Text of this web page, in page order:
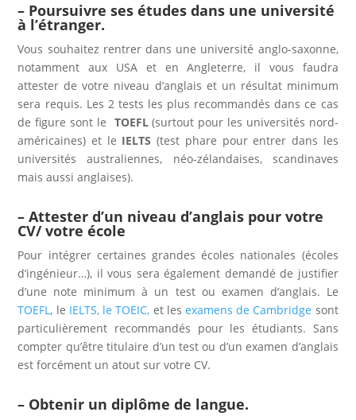
– Poursuivre ses études dans une université
à l’étranger.
Vous souhaitez rentrer dans une université anglo-saxonne,
notamment aux USA et en Angleterre, il vous faudra
attester de votre niveau d’anglais et un résultat minimum
sera requis. Les 2 tests les plus recommandés dans ce cas
de figure sont le TOEFL(surtout pour les universités nord-
américaines) et le IELTS (test phare pour entrer dans les
universités australiennes, néo-zélandaises, scandinaves
mais aussi anglaises).
– Attester d’un niveau d’anglais pour votre
CV/ votre école
Pour intégrer certaines grandes écoles nationales (écoles
d’ingénieur…), il vous sera également demandé de justifier
d’une note minimum à un test ou examen d’anglais. Le
TOEFL, le IELTS, leTOEIC, et les examens de Cambridge sont
particulièrement recommandés pour les étudiants. Sans
compter qu’être titulaire d’un test ou d’un examen d’anglais
est forcément un atout sur votre CV.
– Obtenir un diplôme de langue.